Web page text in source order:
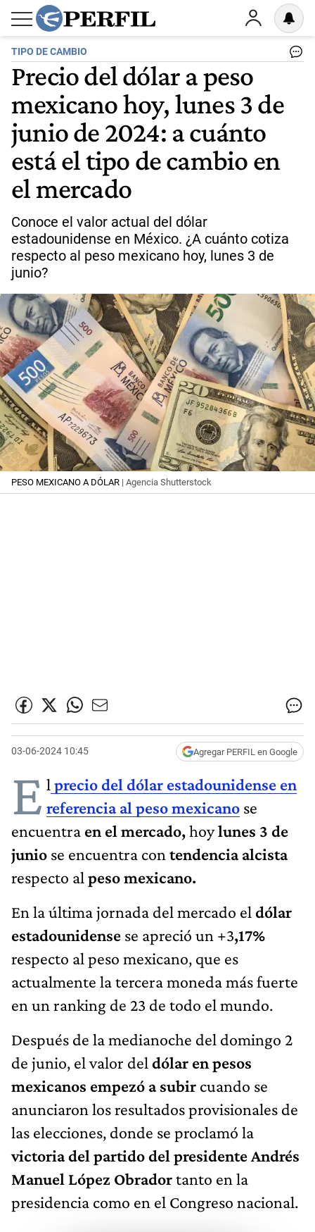
TIPO DE CAMBIO
Precio del dólar a peso
mexicano hoy, lunes 3 de
junio de 2024: a cuánto
está el tipo de cambio en
el mercado
Conoce el valor actual del dólar
estadounidense en México. ¿A cuánto cotiza
respecto al peso mexicano hoy, lunes 3 de
junio?
PESO MEXICANO A DÓLAR | Agencia Shutterstock
03-06-2024 10:45 Agregar PERFIL en Google
E l precio del dólar estadounidense en
referencia al peso mexicano se
encuentra en el mercado,hoylunes 3 de
junio se encuentra con tendencia alcista
respecto al peso mexicano.
En la última jornada del mercado el dólar
estadounidense se apreció un +3,17%
respecto al peso mexicano, que es
actualmente la tercera moneda más fuerte
en un ranking de 23 de todo el mundo.
Después de la medianoche del domingo 2
de junio, el valor del dólar en pesos
mexicanos empezó a subir cuando se
anunciaron los resultados provisionales de
las elecciones, donde se proclamó la
victoria del partido del presidente Andrés
Manuel López Obradortanto en la
presidencia como en el Congreso nacional.